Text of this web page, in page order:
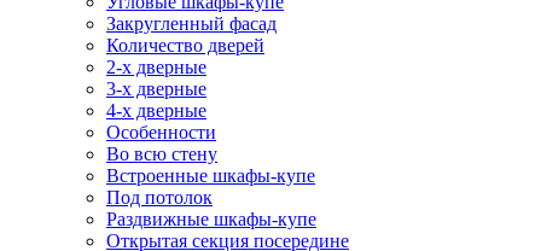
Закругленный фасад
Количество дверей
2-х дверные
3-х дверные
4-х дверные
Особенности
Во всю стену
Встроенные шкафы-купе
Под потолок
Раздвижные шкафы-купе
Открытая секция посередине